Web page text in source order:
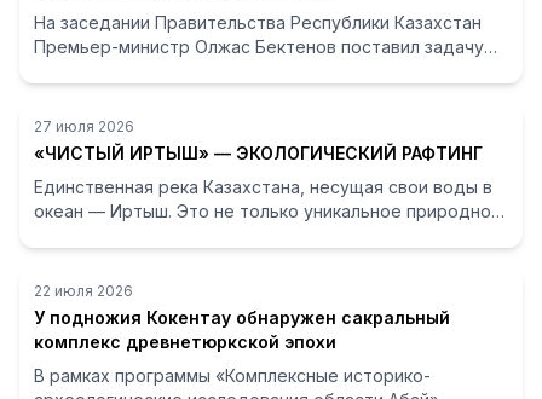
На заседании Правительства Республики Казахстан
Премьер-министр Олжас Бектенов поставил задачу
27 июля 2026
«ЧИСТЫЙ ИРТЫШ» — ЭКОЛОГИЧЕСКИЙ РАФТИНГ
Единственная река Казахстана, несущая свои воды в
океан — Иртыш. Это не только уникальное природное
22 июля 2026
У подножия Кокентау обнаружен сакральный
комплекс древнетюркской эпохи
В рамках программы «Комплексные историко-